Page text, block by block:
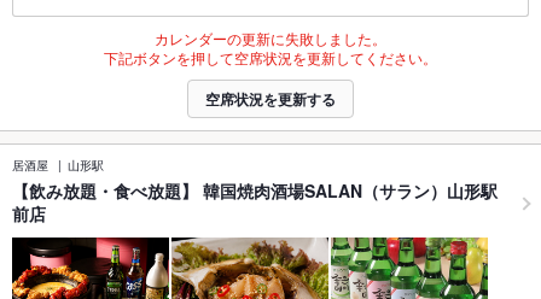
カレンダーの更新に失敗しました。
下記ボタンを押して空席状況を更新してください。
空席状況を更新する
居酒屋 山形駅
【飲み放題・食べ放題】 韓国焼肉酒場SALAN（サラン）山形駅
前店